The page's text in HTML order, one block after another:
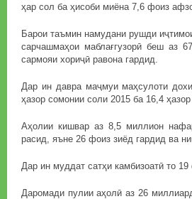
ҳар сол ба ҳисоби миёна 7,6 фоиз
Барои таъмин намудани рушди
сарчашмаҳои маблағгузорӣ беш аз
сармояи хориҷӣ равона гардид.
Дар ин давра маҷмуи маҳсулоти
ҳазор сомонии соли 2015 ба 16,4
Аҳолии кишвар аз 8,5 миллион
расид, яъне 26 фоиз зиёд гардид ва
Дар ин муддат сатҳи камбизоатӣ то
Даромади пулии аҳолӣ аз 26